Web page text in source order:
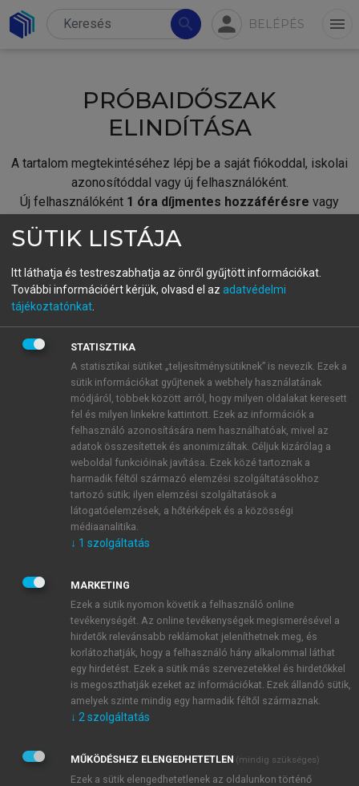
search person BELÉPÉS menu
PRÓBAIDŐSZAK
ELINDÍTÁSA
A tartalom megtekintéséhez lépj be a saját fiókoddal, iskolai
azonosítóddal vagy új felhasználóként.
Új felhasználóként 1 óra díjmentes hozzáférésre vagy
fiókoddal,vagy hozz létre új fiókot.
A regisztráció után apróbaidőszakautomatikusan
BELÉPÉS SAJÁT FIÓKKAL
ÚJ FIÓK LÉTREHOZÁSA
1 óra díjmentes hozzáférés
E-MAIL-CÍM
JELSZÓ
JELSZÓ ÚJRA
Kérek értesítést a MeRSZ újdonságairól, akcióiról.
Kérek értesítést az Akadémiai Kiadó Zrt. újdonságairól,
Adatkezelési tájékoztatóbanfoglaltakat tudomásul
veszem és elfogadom.
SÜTIK LISTÁJA
Itt láthatja és testreszabhatja az önről gyűjtött információkat.
További információért kérjük, olvasd el az adatvédelmi
tájékoztatónkat
STATISZTIKA
A statisztikai sütiket „teljesítménysütiknek” is nevezik. Ezek a
sütik információkat gyűjtenek a webhely használatának
módjáról, többek között arról, hogy milyen oldalakat keresett
fel és milyen linkekre kattintott. Ezek az információk a
felhasználó azonosítására nem használhatóak, mivel az
adatok összesítettek és anonimizáltak. Céljuk kizárólag a
weboldal funkcióinak javítása. Ezek közé tartoznak a
harmadik féltől származó elemzési szolgáltatásokhoz
tartozó sütik; ilyen elemzési szolgáltatások a
látogatóelemzések, a hőtérképek és a közösségi
médiaanalitika.
↓ 1 szolgáltatás
MARKETING
Ezek a sütik nyomon követik a felhasználó online
tevékenységét. Az online tevékenységek megismerésével a
hirdetők relevánsabb reklámokat jeleníthetnek meg, és
korlátozhatják, hogy a felhasználó hány alkalommal láthat
egy hirdetést. Ezek a sütik más szervezetekkel és hirdetőkkel
is megoszthatják ezeket az információkat. Ezek állandó sütik,
amelyek szinte mindig egy harmadik féltől származnak.
↓ 2 szolgáltatás
MŰKÖDÉSHEZ ELENGEDHETETLEN (mindig szükséges)
Ezek a sütik elengedhetetlenek az oldalunkon történő